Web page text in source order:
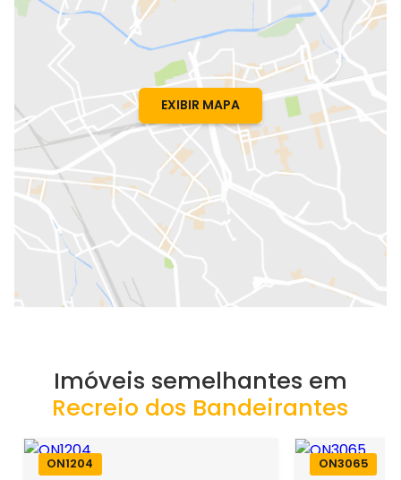
EXIBIR MAPA
Imóveis semelhantes em
Recreio dos Bandeirantes
ON1204 ON3065